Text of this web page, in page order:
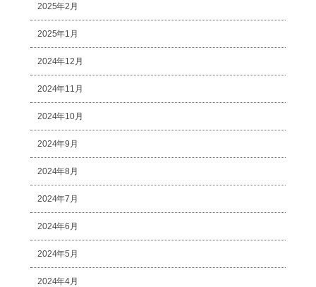
2025年2月
2025年1月
2024年12月
2024年11月
2024年10月
2024年9月
2024年8月
2024年7月
2024年6月
2024年5月
2024年4月